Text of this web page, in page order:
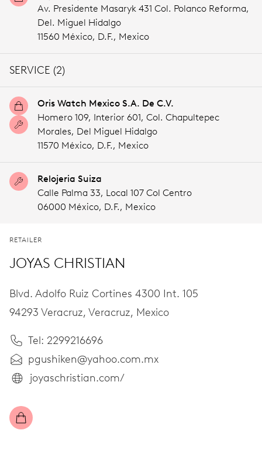
Av. Presidente Masaryk 431 Col. Polanco Reforma,
Del. Miguel Hidalgo
11560 México, D.F., Mexico
SERVICE (2)
Oris Watch Mexico S.A. De C.V.
Homero 109, Interior 601, Col. Chapultepec
Morales, Del Miguel Hidalgo
11570 México, D.F., Mexico
Relojeria Suiza
Calle Palma 33, Local 107 Col Centro
06000 México, D.F., Mexico
RETAILER
JOYAS CHRISTIAN
Blvd. Adolfo Ruiz Cortines 4300 Int. 105
94293 Veracruz, Veracruz, Mexico
Tel: 2299216696
pgushiken@yahoo.com.mx
joyaschristian.com/